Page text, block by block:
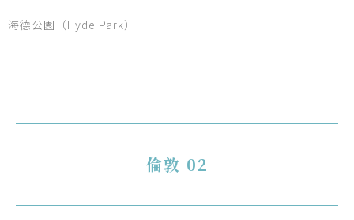
海德公園（Hyde Park）
倫敦 02